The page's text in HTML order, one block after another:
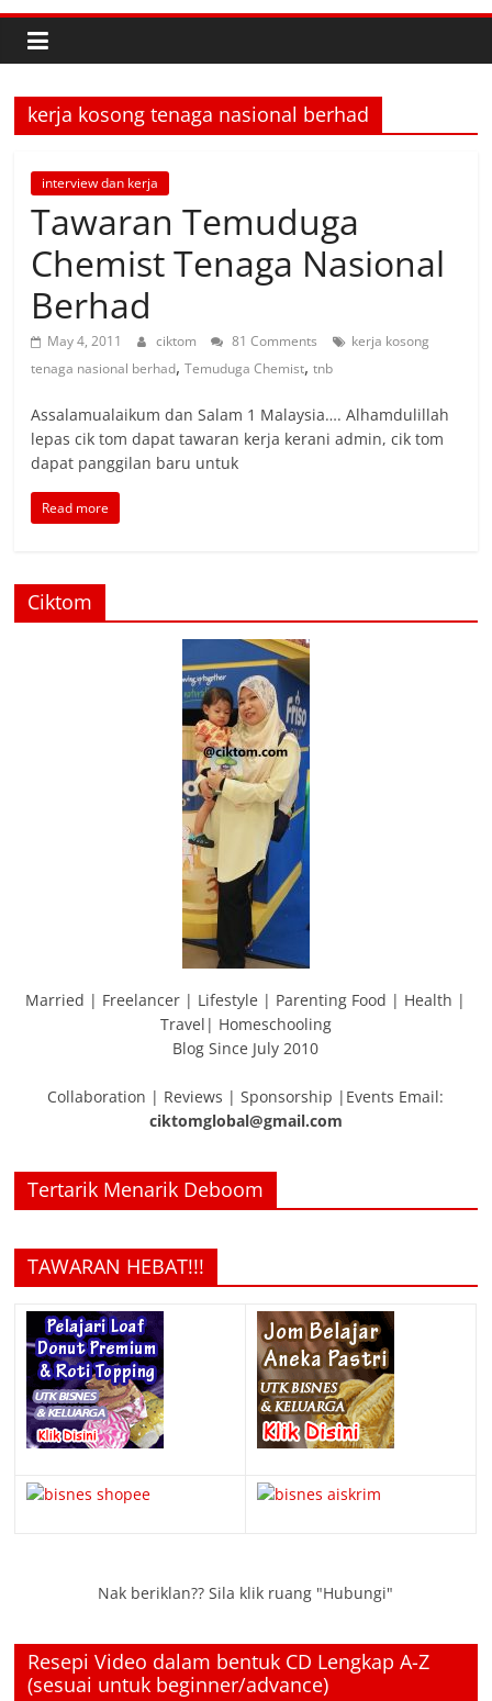
kerja kosong tenaga nasional berhad
interview dan kerja
Tawaran Temuduga
Chemist Tenaga Nasional
Berhad
May 4, 2011 ciktom 81 Comments
kerja kosong
tenaga nasional berhad,Temuduga Chemist,tnb
Assalamualaikum dan Salam 1 Malaysia…. Alhamdulillah
lepas cik tom dapat tawaran kerja kerani admin, cik tom
dapat panggilan baru untuk
Read more
Ciktom
Married | Freelancer | Lifestyle | Parenting Food | Health |
Travel| Homeschooling
Blog Since July 2010
Collaboration | Reviews | Sponsorship |Events Email:
ciktomglobal@gmail.com
Tertarik Menarik Deboom
TAWARAN HEBAT!!!
Nak beriklan?? Sila klik ruang "Hubungi"
Resepi Video dalam bentuk CD Lengkap A-Z
(sesuai untuk beginner/advance)